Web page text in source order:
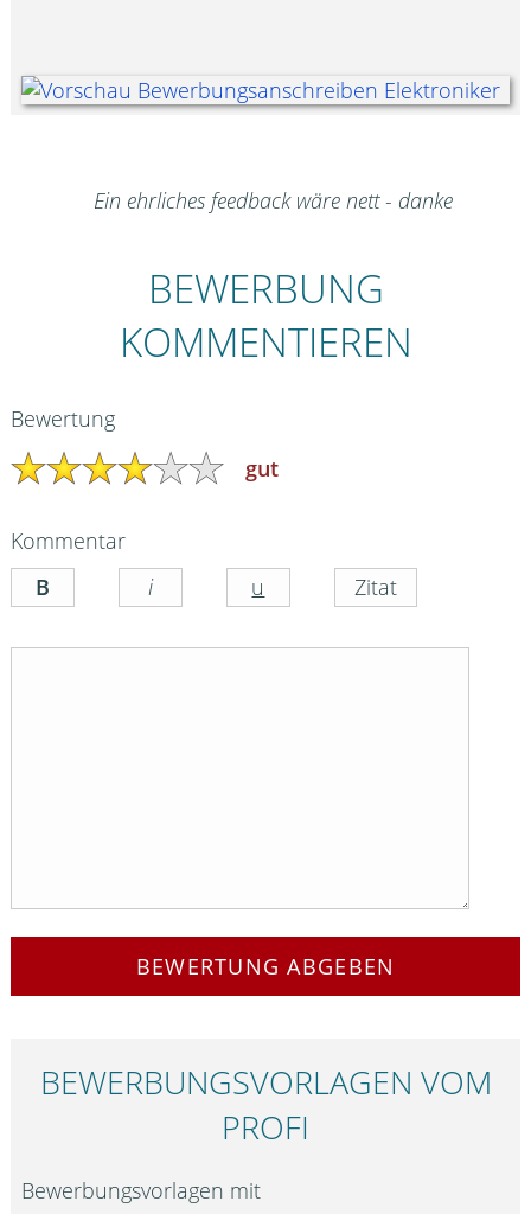
Ein ehrliches feedback wäre nett - danke
BEWERBUNG
KOMMENTIEREN
Bewertung
gut
Kommentar
BEWERTUNG ABGEBEN
BEWERBUNGS­VORLAGEN VOM
PROFI
Bewerbungsvorlagen mit